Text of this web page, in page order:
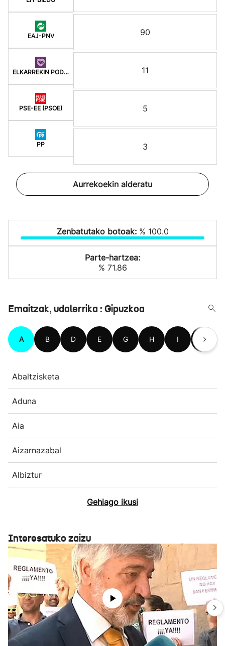
EAJ-PNV
ELKARREKIN PODEMOS
PSE-EE (PSOE)
PP
90
11
5
3
Aurrekoekin alderatu
Zenbatutako botoak: % 100.0
Parte-hartzea:
% 71.86
Emaitzak, udalerrika : Gipuzkoa
A B D E G H I L
Abaltzisketa
Aduna
Aia
Aizarnazabal
Albiztur
Gehiago ikusi
Interesatuko zaizu